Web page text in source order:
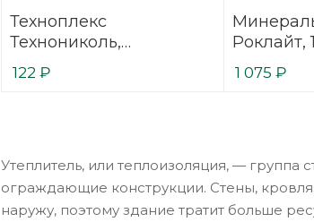
Техноплекс
Технониколь,
20x1200x600 мм L-
кромка (20 плит)
122 ₽
Роклайт,
мм (8
1 075 ₽
Утеплитель, или теплоизоляция, — группа
ограждающие конструкции. Стены,
наружу, поэтому здание тратит больше